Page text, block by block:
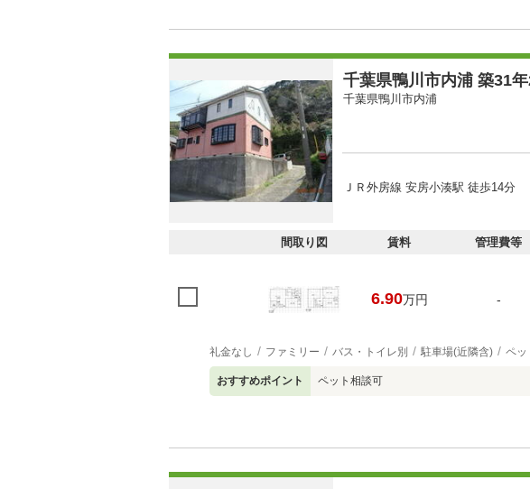
千葉県鴨川市内浦 築31
千葉県鴨川市内浦
ＪＲ外房線 安房小湊駅 徒歩14分
間取り図 賃料 管理費等
6.90万円 -
礼金なし ファミリー バス・トイレ別 駐車場(近隣含) ペッ
おすすめポイント ペット相談可